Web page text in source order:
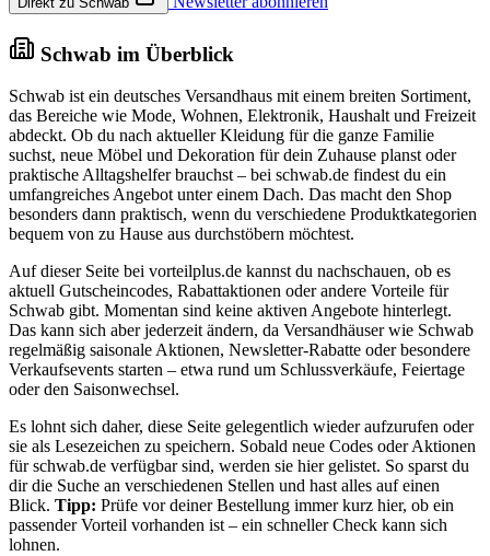
Schwab im Überblick
Schwab ist ein deutsches Versandhaus mit einem breiten Sortiment,
das Bereiche wie Mode, Wohnen, Elektronik, Haushalt und Freizeit
abdeckt. Ob du nach aktueller Kleidung für die ganze Familie
suchst, neue Möbel und Dekoration für dein Zuhause planst oder
praktische Alltagshelfer brauchst – bei schwab.de findest du ein
umfangreiches Angebot unter einem Dach. Das macht den Shop
besonders dann praktisch, wenn du verschiedene Produktkategorien
bequem von zu Hause aus durchstöbern möchtest.
Auf dieser Seite bei vorteilplus.de kannst du nachschauen, ob es
aktuell Gutscheincodes, Rabattaktionen oder andere Vorteile für
Schwab gibt. Momentan sind keine aktiven Angebote hinterlegt.
Das kann sich aber jederzeit ändern, da Versandhäuser wie Schwab
regelmäßig saisonale Aktionen, Newsletter-Rabatte oder besondere
Verkaufsevents starten – etwa rund um Schlussverkäufe, Feiertage
oder den Saisonwechsel.
Es lohnt sich daher, diese Seite gelegentlich wieder aufzurufen oder
sie als Lesezeichen zu speichern. Sobald neue Codes oder Aktionen
für schwab.de verfügbar sind, werden sie hier gelistet. So sparst du
dir die Suche an verschiedenen Stellen und hast alles auf einen
Blick. Tipp: Prüfe vor deiner Bestellung immer kurz hier, ob ein
passender Vorteil vorhanden ist – ein schneller Check kann sich
lohnen.